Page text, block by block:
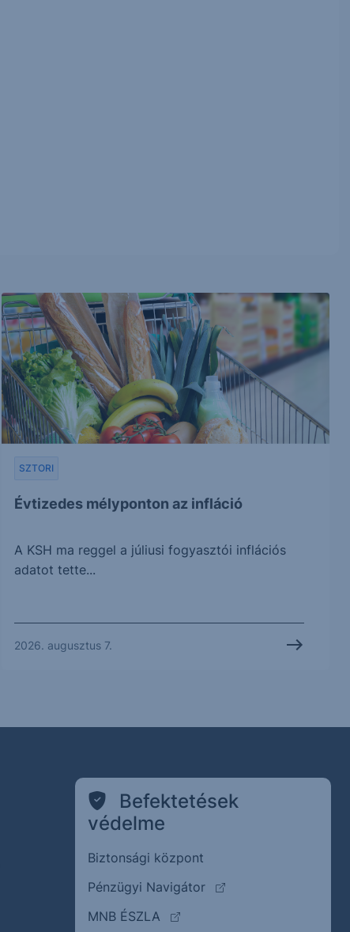
Évtizedes mélyponton az infláció
SZTORI
A KSH ma reggel a júliusi fogyasztói inflációs
adatot tette...
2026. augusztus 7.
Befektetések
védelme
Biztonsági központ
Pénzügyi Navigátor
(külső oldalra ugrik)
MNB ÉSZLA
(külső oldalra ugrik)